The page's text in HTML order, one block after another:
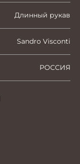
Длинный рукав
Sandro Visconti
РОССИЯ